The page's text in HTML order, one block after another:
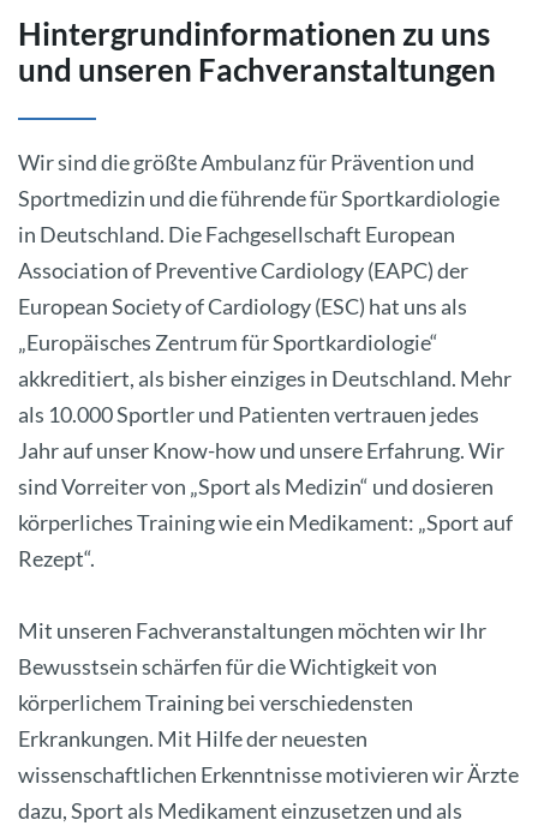
Hintergrundinformationen zu uns
und unseren Fachveranstaltungen
Wir sind die größte Ambulanz für Prävention und
Sportmedizin und die führende für Sportkardiologie
in Deutschland. Die Fachgesellschaft European
Association of Preventive Cardiology (EAPC) der
European Society of Cardiology (ESC) hat uns als
„Europäisches Zentrum für Sportkardiologie“
akkreditiert, als bisher einziges in Deutschland. Mehr
als 10.000 Sportler und Patienten vertrauen jedes
Jahr auf unser Know-how und unsere Erfahrung. Wir
sind Vorreiter von „Sport als Medizin“ und dosieren
körperliches Training wie ein Medikament: „Sport auf
Rezept“.
Mit unseren Fachveranstaltungen möchten wir Ihr
Bewusstsein schärfen für die Wichtigkeit von
körperlichem Training bei verschiedensten
Erkrankungen. Mit Hilfe der neuesten
wissenschaftlichen Erkenntnisse motivieren wir Ärzte
dazu, Sport als Medikament einzusetzen und als